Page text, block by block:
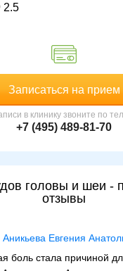
2.5
Записаться на прием
в клинику звоните по
+7 (495) 489-81-70
головы и шеи -
отзывы
Аникьева Евгения
боль стала причиной